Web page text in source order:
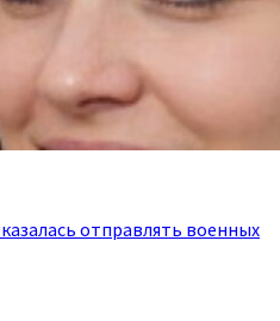
отправлять военных